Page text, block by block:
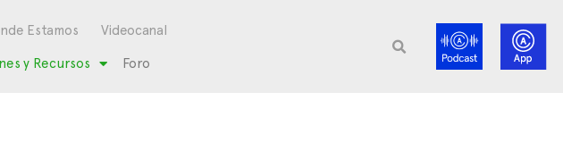
Estamos Videocanal
y Recursos Foro